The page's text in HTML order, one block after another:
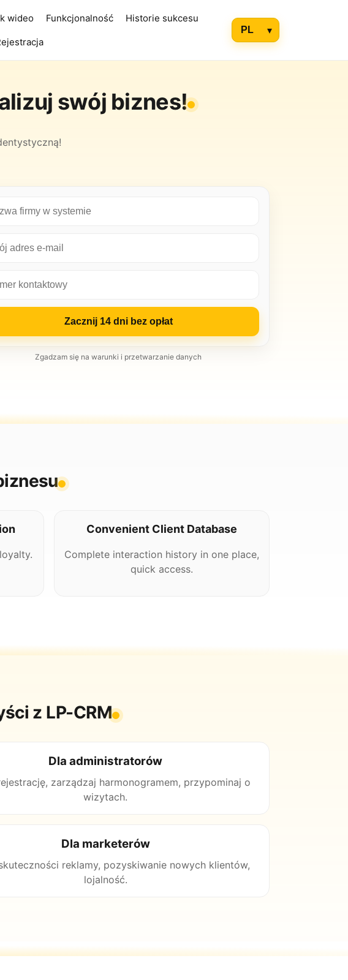
wideo Funkcjonalność Historie sukcesu
swój biznes!
Zacznij 14 dni bez opłat
Zgadzam się na warunki i przetwarzanie danych
Convenient Client Database
Complete interaction history in one place,
quick access.
z LP-CRM
Dla administratorów
zarządzaj harmonogramem, przypominaj o
wizytach.
Dla marketerów
reklamy, pozyskiwanie nowych klientów,
lojalność.